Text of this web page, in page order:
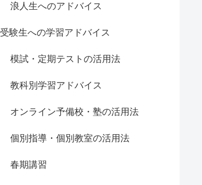
浪人生へのアドバイス
受験生への学習アドバイス
模試・定期テストの活用法
教科別学習アドバイス
オンライン予備校・塾の活用法
個別指導・個別教室の活用法
春期講習